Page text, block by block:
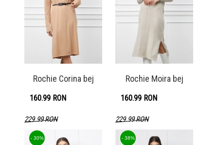
Rochie Corina bej
160.99 RON
229.99 RON
Detaliu produs
Rochie Moira bej
160.99 RON
229.99 RON
Detaliu produs
- 30% - 38%